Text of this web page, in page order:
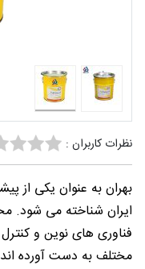
درباره
ما
نظرات کاربران :
بهران به عنوان یکی از
ایران شناخته می شود.
فناوری های نوین و
مختلف به دست آورده